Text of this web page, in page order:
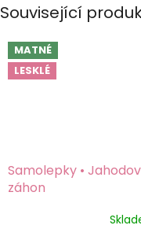
Související
MATNÉ
LESKLÉ
Samolepky •
záhon